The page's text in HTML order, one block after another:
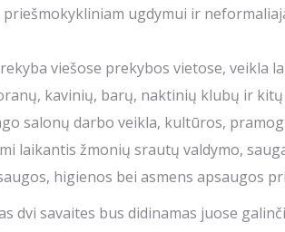
ugdymui ir
viešose prekybos vietose, veikla
kavinių, barų, naktinių klubų ir
salonų darbo veikla, kultūros,
laikantis žmonių srautų valdymo,
higienos bei asmens apsaugos
dvi savaites bus didinamas juose